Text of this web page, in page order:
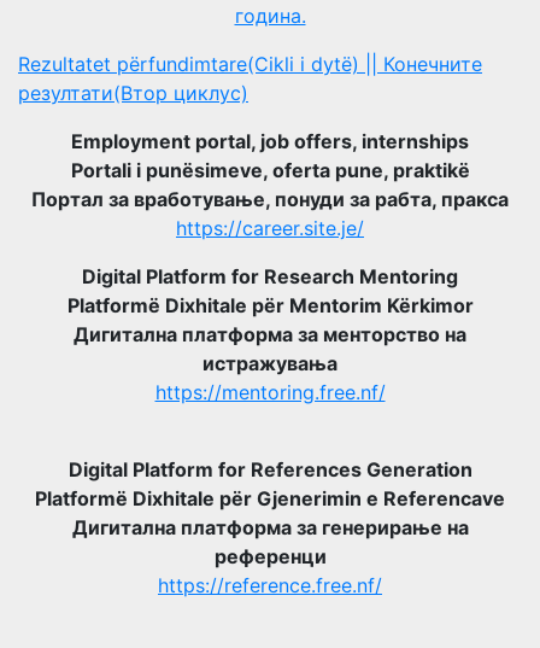
година.
Rezultatet përfundimtare(Cikli i dytë) || Конечните
резултати(Втор циклус)
Employment portal, job offers, internships
Portali i punësimeve, oferta pune, praktikë
Портал за вработување, понуди за рабта, пракса
https://career.site.je/
Digital Platform for Research Mentoring
Platformë Dixhitale për Mentorim Kërkimor
Дигитална платформа за менторство на
истражувања
https://mentoring.free.nf/
Digital Platform for References Generation
Platformë Dixhitale për Gjenerimin e Referencave
Дигитална платформа за генерирање на
референци
https://reference.free.nf/